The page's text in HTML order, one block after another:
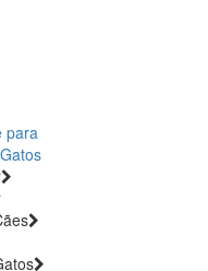
para